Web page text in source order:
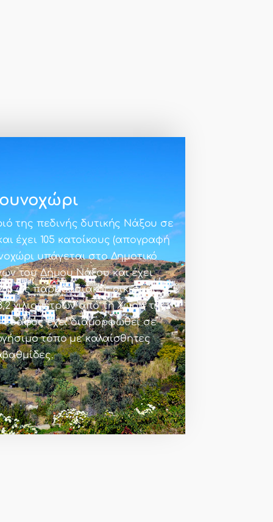
της πεδινής δυτικής Νάξου σε
έχει 105 κατοίκους (απογραφή
υπάγεται στο Δημοτικό
του Δήμου Νάξου και έχει
ως παραδοσιακός οικισμός.
χιλιομέτρων από τη Χώρα της
έδαφος έχει διαμορφωθεί σε
τόπο με καλαίσθητες